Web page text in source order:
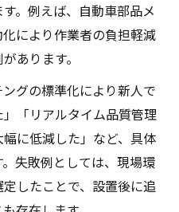
。例えば、自動車部品メ
により作業者の負担軽減
あります。
グの標準化により新人で
「リアルタイム品質管理
に低減した」など、具体
失敗例としては、現場環
したことで、設置後に追